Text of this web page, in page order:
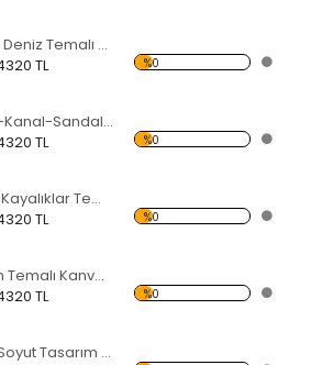
İskele ve Deniz Temalı Kanvas Tablo
TL %0
Venedik-Kanal-Sandal Kanvas Tablo
TL %0
Deniz ve Kayalıklar Temalı Kanvas Tablo
TL %0
Saksafon Temalı Kanvas Tablo
TL %0
Modern Soyut Tasarım 41 Temalı Kanvas Tablo